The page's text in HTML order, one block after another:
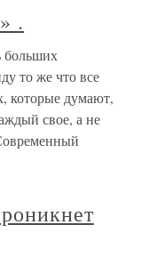
.
больших
то же что все
которые думают,
свое, а не